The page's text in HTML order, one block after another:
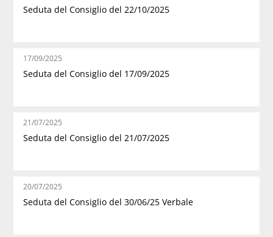
Seduta del Consiglio del 22/10/2025
17/09/2025
Seduta del Consiglio del 17/09/2025
21/07/2025
Seduta del Consiglio del 21/07/2025
20/07/2025
Seduta del Consiglio del 30/06/25 Verbale